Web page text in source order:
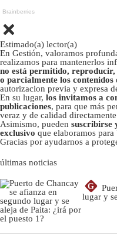
Estimado(a) lector(a)
En Gestión, valoramos
realizamos para mantenerlos
no está permitido,
o parcialmente los contenidos
autorizacion previa y expresa
En su lugar, los invitamos a
publicaciones, para que más
veraz y de calidad
Asimismo, pueden suscribirse
exclusivo que elaboramos para
Gracias por ayudarnos a
últimas noticias
G
lugar y